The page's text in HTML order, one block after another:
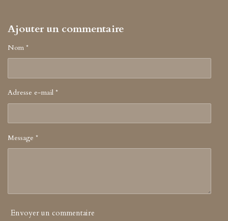
o
a
a
Ajouter un commentaire
Nom *
Adresse e-mail *
Message *
Envoyer un commentaire